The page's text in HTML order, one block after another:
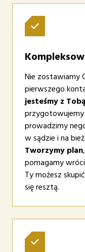
Nie zostawiamy
pierwszego
jesteśmy z Tobą
prowadzimy
w sądzie i na
Tworzymy plan
pomagamy
Ty możesz
się resztą.